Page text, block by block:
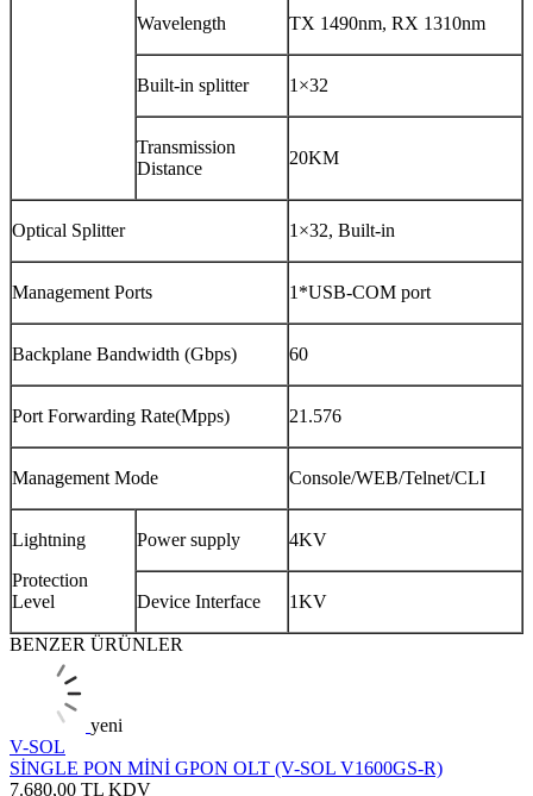
Wavelength TX 1490nm, RX 1310nm
Built-in splitter 1×32
Transmission
Distance
20KM
Optical Splitter 1×32, Built-in
Management Ports 1*USB-COM port
Backplane Bandwidth (Gbps) 60
Port Forwarding Rate(Mpps) 21.576
Management Mode Console/WEB/Telnet/CLI
Lightning
Protection
Level
Power supply 4KV
Device Interface 1KV
BENZER ÜRÜNLER
yeni
V-SOL
SİNGLE PON MİNİ GPON OLT (V-SOL V1600GS-R)
7.680,00 TL KDV